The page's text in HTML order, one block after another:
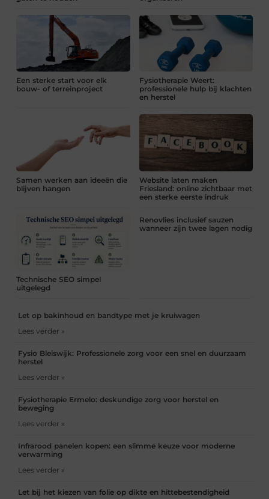
Een sterke start voor elk
bouw- of terreinproject
Fysiotherapie Weert:
professionele hulp bij klachten
en herstel
Samen werken aan ideeën die
blijven hangen
Website laten maken
Friesland: online zichtbaar met
een sterke eerste indruk
Technische SEO simpel
uitgelegd
Renovlies inclusief sauzen
wanneer zijn twee lagen nodig
Let op bakinhoud en bandtype met je kruiwagen
Lees verder »
Fysio Bleiswijk: Professionele zorg voor een snel en duurzaam
herstel
Lees verder »
Fysiotherapie Ermelo: deskundige zorg voor herstel en
beweging
Lees verder »
Infrarood panelen kopen: een slimme keuze voor moderne
verwarming
Lees verder »
Let bij het kiezen van folie op dikte en hittebestendigheid